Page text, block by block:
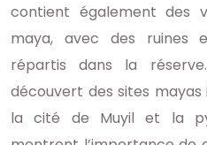
contient également des
maya, avec des ruines
répartis dans la
découvert des sites
la cité de Muyil et la